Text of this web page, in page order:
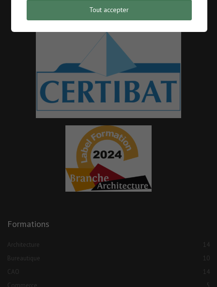
Formations
Architecture
14
Bureautique
10
CAO
14
Commerce
5
Tout accepter